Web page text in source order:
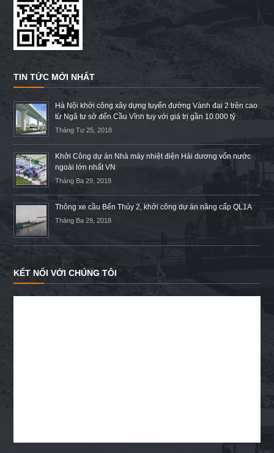
TIN TỨC MỚI NHẤT
Hà Nội khởi công xây dựng tuyến đường Vành đai 2 trên cao
từ Ngã tư sở đến Cầu Vĩnh tuy với giá trị gần 10.000 tỷ
Tháng Tư 25, 2018
Khởi Công dự án Nhà máy nhiệt điện Hải dương vốn nước
ngoài lớn nhất VN
Tháng Ba 29, 2018
Thông xe cầu Bến Thủy 2, khởi công dự án nâng cấp QL1A
Tháng Ba 29, 2018
KẾT NỐI VỚI CHÚNG TÔI